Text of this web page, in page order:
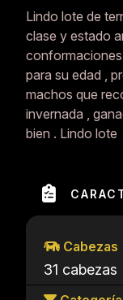
Lindo lote de
clase y estado
para su edad ,
machos que
invernada ,
bien . Lindo lote
Cabezas
31 cabezas